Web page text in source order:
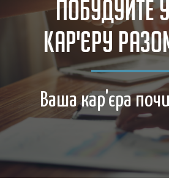
ПОБУДУЙТЕ
КАР'ЄРУ
Ваша кар'єра